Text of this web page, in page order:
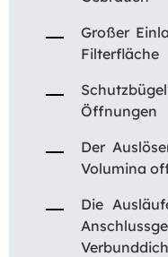
Großer
Filterfläche
Öffnungen
Der
Volumina
Die